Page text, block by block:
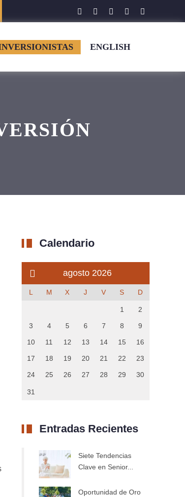
ENGLISH
Calendario
agosto 2026
L M X J V S D
1 2
3 4 5 6 7 8 9
10 11 12 13 14 15 16
17 18 19 20 21 22 23
24 25 26 27 28 29 30
31
Entradas Recientes
Siete Tendencias
Clave en Senior...
Oportunidad de Oro